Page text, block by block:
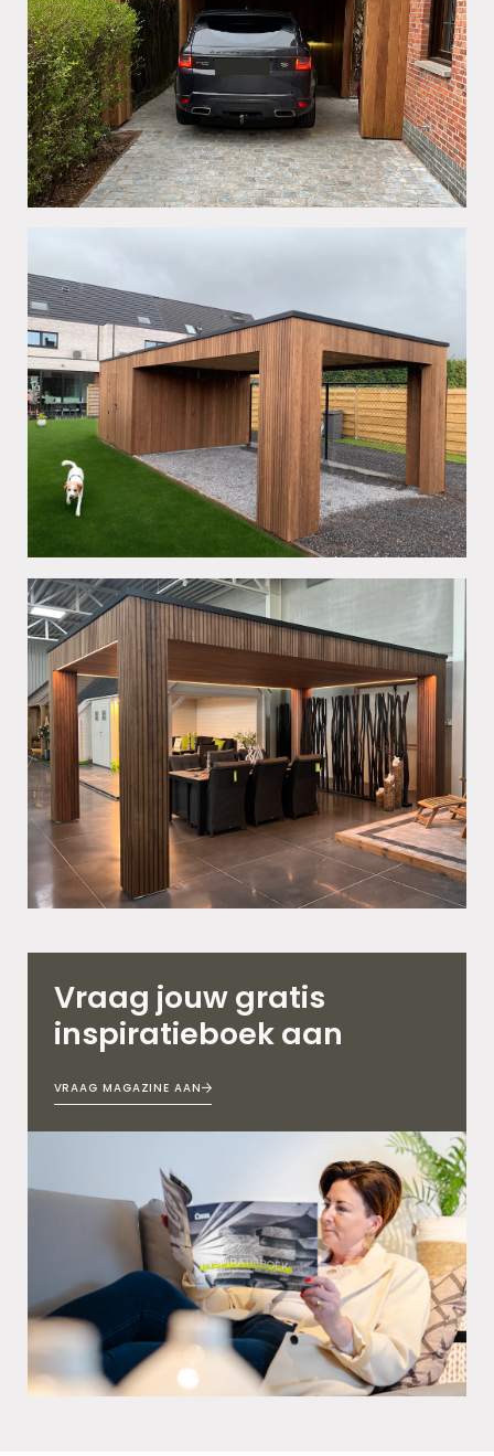
Vraag jouw gratis
inspiratieboek aan
VRAAG MAGAZINE AAN